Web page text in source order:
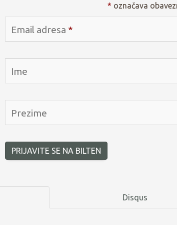
* označava
Email adresa *
Ime
Prezime
PRIJAVITE SE NA BILTEN
Disqus